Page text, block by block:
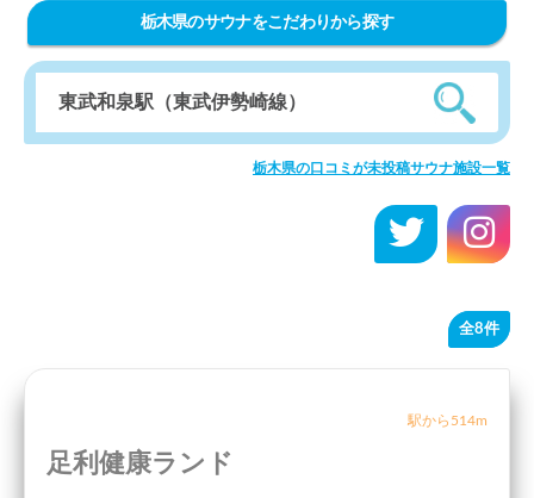
栃木県のサウナをこだわりから探す
栃木県の口コミが未投稿サウナ施設一覧
全8件
駅から514m
足利健康ランド